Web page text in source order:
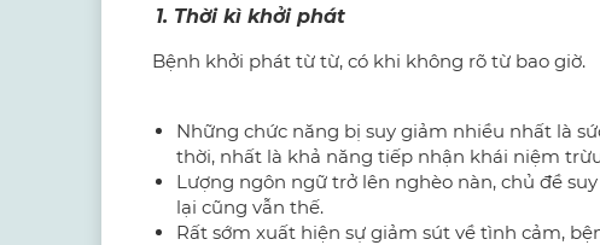
1. Thời kì khởi phát
Bệnh khởi phát từ từ, có khi không rõ từ bao giờ.
Những chức năng bị suy giảm nhiều nhất là
thời, nhất là khả năng tiếp nhận khái niệm
Lượng ngôn ngữ trở lên nghèo nàn, chủ đề
lại cũng vẫn thế.
Rất sớm xuất hiện sự giảm sút về tình cảm,